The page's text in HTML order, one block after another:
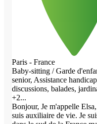
Paris - France
Baby-sitting / Garde
senior, Assistance
discussions, balades,
+2...
Bonjour, Je m'appelle
suis auxiliaire de vie. Je